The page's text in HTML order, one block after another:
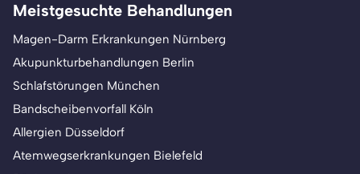
Meistgesuchte Behandlungen
Magen-Darm Erkrankungen Nürnberg
Akupunkturbehandlungen Berlin
Schlafstörungen München
Bandscheibenvorfall Köln
Allergien Düsseldorf
Atemwegserkrankungen Bielefeld